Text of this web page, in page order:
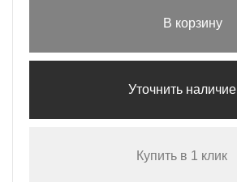
В корзину
Уточнить наличие
Купить в 1 клик